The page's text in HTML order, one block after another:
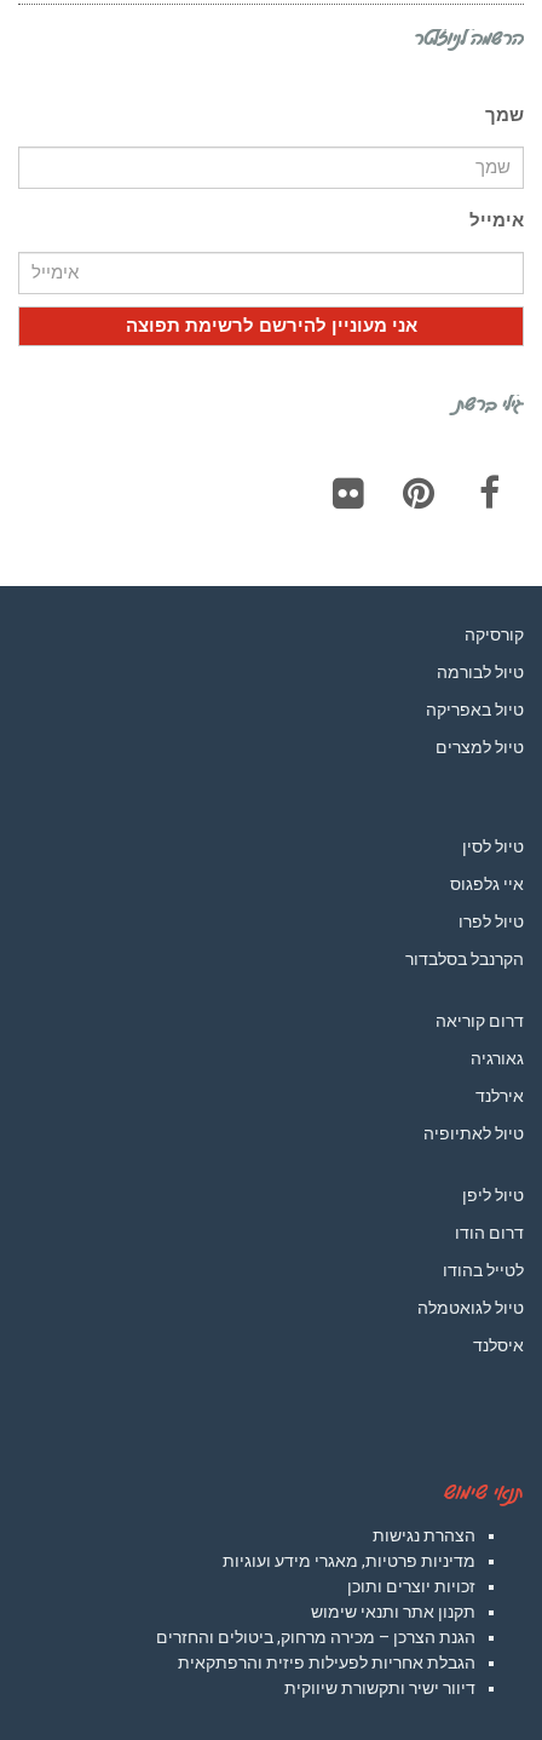
הרשמה לניוזלטר
שמך
אימייל
גילי ברשת
קורסיקה
טיול לבורמה
טיול באפריקה
טיול למצרים
טיול לסין
איי גלפגוס
טיול לפרו
הקרנבל בסלבדור
דרום קוריאה
גאורגיה
אירלנד
טיול לאתיופיה
טיול ליפן
דרום הודו
לטייל בהודו
טיול לגואטמלה
איסלנד
תנאי שימוש
הצהרת נגישות
מדיניות פרטיות, מאגרי מידע ועוגיות
זכויות יוצרים ותוכן
תקנון אתר ותנאי שימוש
הגנת הצרכן – מכירה מרחוק, ביטולים והחזרים
הגבלת אחריות לפעילות פיזית והרפתקאית
דיוור ישיר ותקשורת שיווקית